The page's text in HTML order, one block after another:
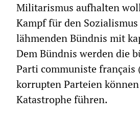
Militarismus aufhalten
Kampf für den
lähmenden Bündnis mit
Dem Bündnis werden die
Parti communiste français
korrupten Parteien
Katastrophe führen.